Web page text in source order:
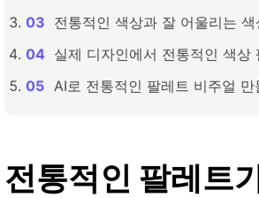
전통적인 색상과 잘 어울리는 색
실제 디자인에서 전통적인 색상
AI로 전통적인 팔레트 비주얼 만
전통적인 팔레트